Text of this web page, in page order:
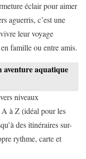
éclair pour aimer
aguerris, c’est une
leur voyage
famille ou entre amis.
aventure aquatique
niveaux
A à Z (idéal pour les
des itinéraires sur-
rythme, carte et